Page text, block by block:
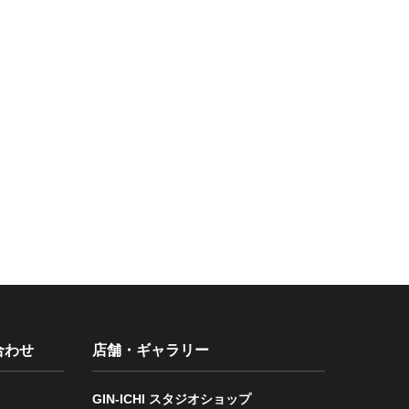
わせ 店舗・ギャラリー
GIN-ICHI スタジオショップ